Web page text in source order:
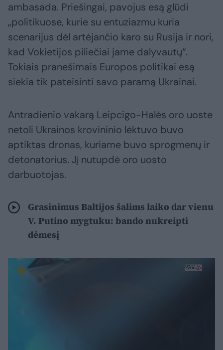
ambasada. Priešingai, pavojus esą glūdi
„politikuose, kurie su entuziazmu kuria
scenarijus dėl artėjančio karo su Rusija ir nori,
kad Vokietijos piliečiai jame dalyvautų“.
Tokiais pranešimais Europos politikai esą
siekia tik pateisinti savo paramą Ukrainai.
Antradienio vakarą Leipcigo-Halės oro uoste
netoli Ukrainos krovininio lėktuvo buvo
aptiktas dronas, kuriame buvo sprogmenų ir
detonatorius. Jį nutupdė oro uosto
darbuotojas.
Grasinimus Baltijos šalims laiko dar vienu
V. Putino mygtuku: bando nukreipti
dėmesį